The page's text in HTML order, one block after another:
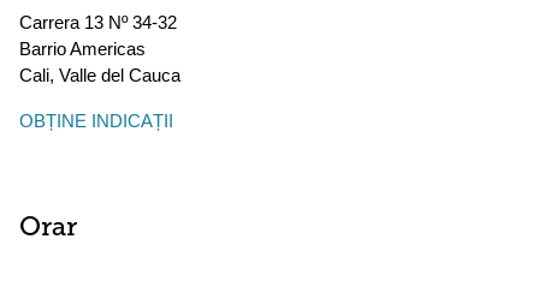
Carrera 13 Nº 34-32
Barrio Americas
Cali, Valle del Cauca
OBȚINE INDICAȚII
Orar